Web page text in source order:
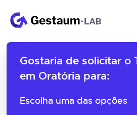
Gostaria de solicitar o
em Oratória para:
Escolha uma das opções